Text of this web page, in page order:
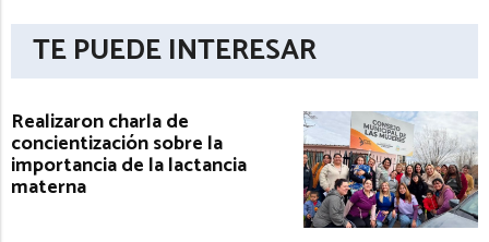
TE PUEDE INTERESAR
Realizaron charla de
concientización sobre la
importancia de la lactancia
materna